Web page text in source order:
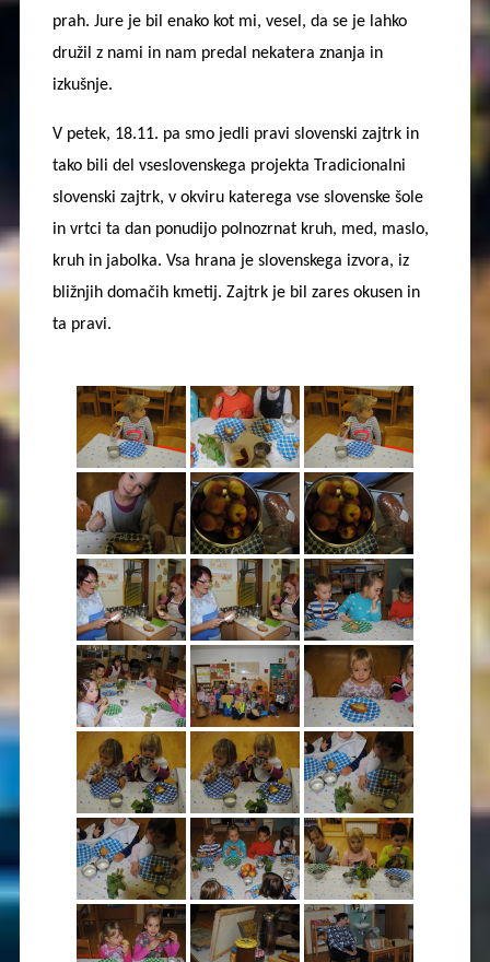
prah. Jure je bil enako kot mi, vesel, da se je lahko
družil z nami in nam predal nekatera znanja in
izkušnje.
V petek, 18.11. pa smo jedli pravi slovenski zajtrk in
tako bili del vseslovenskega projekta Tradicionalni
slovenski zajtrk, v okviru katerega vse slovenske šole
in vrtci ta dan ponudijo polnozrnat kruh, med, maslo,
kruh in jabolka. Vsa hrana je slovenskega izvora, iz
bližnjih domačih kmetij. Zajtrk je bil zares okusen in
ta pravi.